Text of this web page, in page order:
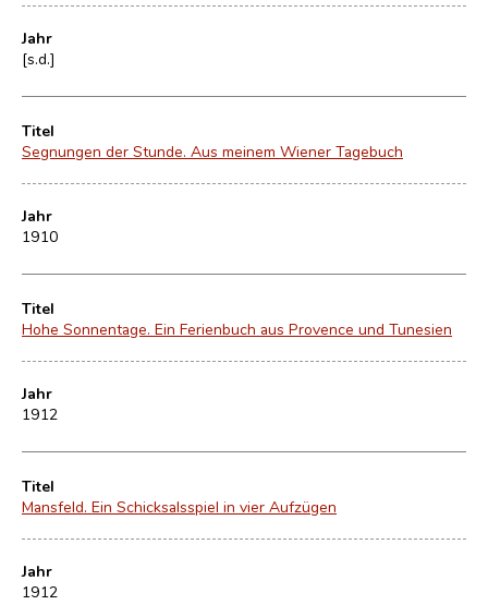
Jahr
[s.d.]
Titel
Segnungen der Stunde. Aus meinem Wiener Tagebuch
Jahr
1910
Titel
Hohe Sonnentage. Ein Ferienbuch aus Provence und Tunesien
Jahr
1912
Titel
Mansfeld. Ein Schicksalsspiel in vier Aufzügen
Jahr
1912